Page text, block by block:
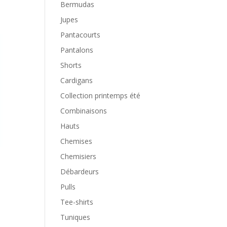
Bermudas
Jupes
Pantacourts
Pantalons
Shorts
Cardigans
Collection printemps été
Combinaisons
Hauts
Chemises
Chemisiers
Débardeurs
Pulls
Tee-shirts
Tuniques